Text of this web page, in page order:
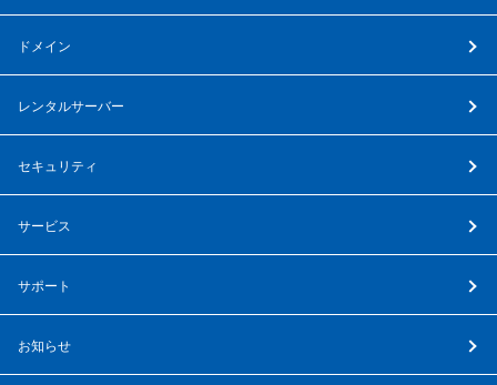
ドメイン
レンタルサーバー
セキュリティ
サービス
サポート
お知らせ